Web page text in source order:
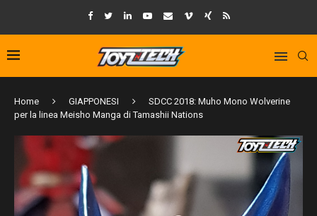
Home GIAPPONESI
SDCC 2018: Muho Mono Wolverine
per la linea Meisho Manga di Tamashii Nations